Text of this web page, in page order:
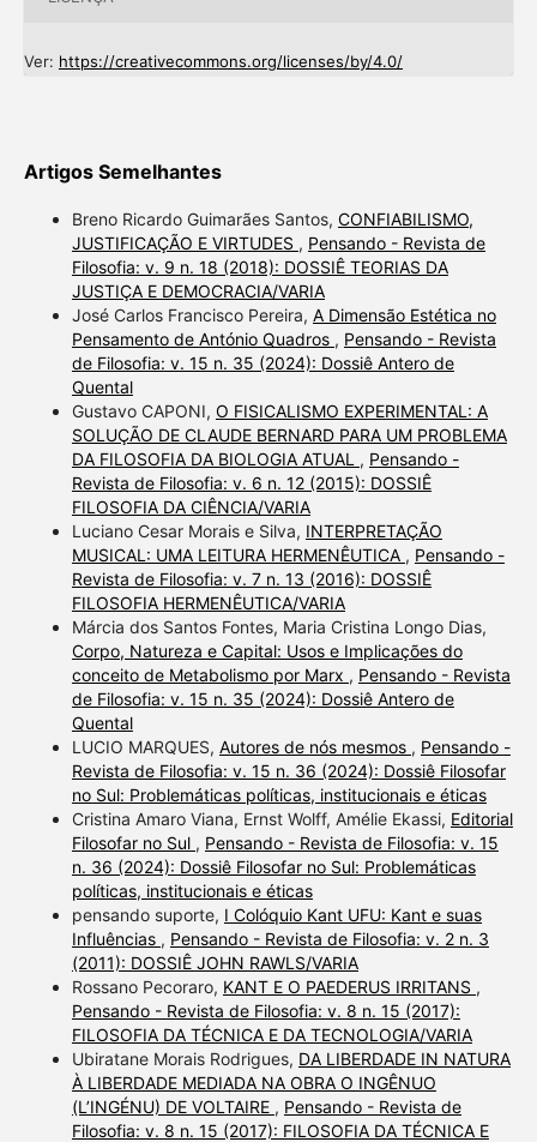
Ver: https://creativecommons.org/licenses/by/4.0/
Artigos Semelhantes
Breno Ricardo Guimarães Santos, CONFIABILISMO,
JUSTIFICAÇÃO E VIRTUDES , Pensando - Revista de
Filosofia: v. 9 n. 18 (2018): DOSSIÊ TEORIAS DA
JUSTIÇA E DEMOCRACIA/VARIA
José Carlos Francisco Pereira, A Dimensão Estética no
Pensamento de António Quadros , Pensando - Revista
de Filosofia: v. 15 n. 35 (2024): Dossiê Antero de
Quental
Gustavo CAPONI, O FISICALISMO EXPERIMENTAL: A
SOLUÇÃO DE CLAUDE BERNARD PARA UM PROBLEMA
DA FILOSOFIA DA BIOLOGIA ATUAL , Pensando -
Revista de Filosofia: v. 6 n. 12 (2015): DOSSIÊ
FILOSOFIA DA CIÊNCIA/VARIA
Luciano Cesar Morais e Silva, INTERPRETAÇÃO
MUSICAL: UMA LEITURA HERMENÊUTICA , Pensando -
Revista de Filosofia: v. 7 n. 13 (2016): DOSSIÊ
FILOSOFIA HERMENÊUTICA/VARIA
Márcia dos Santos Fontes, Maria Cristina Longo Dias,
Corpo, Natureza e Capital: Usos e Implicações do
conceito de Metabolismo por Marx , Pensando - Revista
de Filosofia: v. 15 n. 35 (2024): Dossiê Antero de
Quental
LUCIO MARQUES, Autores de nós mesmos , Pensando -
Revista de Filosofia: v. 15 n. 36 (2024): Dossiê Filosofar
no Sul: Problemáticas políticas, institucionais e éticas
Cristina Amaro Viana, Ernst Wolff, Amélie Ekassi, Editorial
Filosofar no Sul , Pensando - Revista de Filosofia: v. 15
n. 36 (2024): Dossiê Filosofar no Sul: Problemáticas
políticas, institucionais e éticas
pensando suporte, I Colóquio Kant UFU: Kant e suas
Influências , Pensando - Revista de Filosofia: v. 2 n. 3
(2011): DOSSIÊ JOHN RAWLS/VARIA
Rossano Pecoraro, KANT E O PAEDERUS IRRITANS ,
Pensando - Revista de Filosofia: v. 8 n. 15 (2017):
FILOSOFIA DA TÉCNICA E DA TECNOLOGIA/VARIA
Ubiratane Morais Rodrigues, DA LIBERDADE IN NATURA
À LIBERDADE MEDIADA NA OBRA O INGÊNUO
(L’INGÉNU) DE VOLTAIRE , Pensando - Revista de
Filosofia: v. 8 n. 15 (2017): FILOSOFIA DA TÉCNICA E